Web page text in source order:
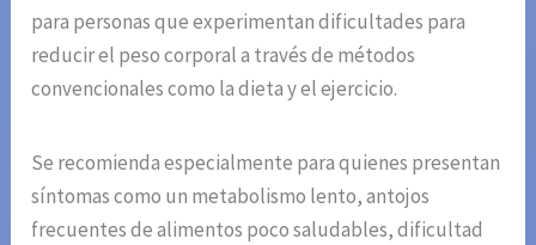
para personas que experimentan dificultades para
reducir el peso corporal a través de métodos
convencionales como la dieta y el ejercicio.
Se recomienda especialmente para quienes presentan
síntomas como un metabolismo lento, antojos
frecuentes de alimentos poco saludables, dificultad